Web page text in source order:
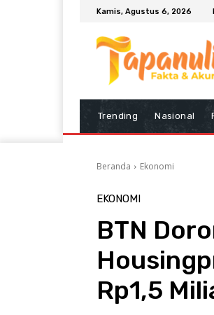
Kamis, Agustus 6, 2026
Trending Nasional
Beranda Ekonomi
EKONOMI
BTN
Rp1,5